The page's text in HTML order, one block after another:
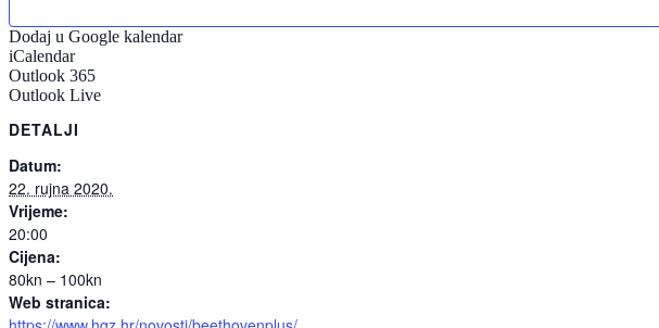
Dodaj u Google kalendar
iCalendar
Outlook 365
Outlook Live
DETALJI
Datum:
22. rujna 2020.
Vrijeme:
20:00
Cijena:
80kn – 100kn
Web stranica: